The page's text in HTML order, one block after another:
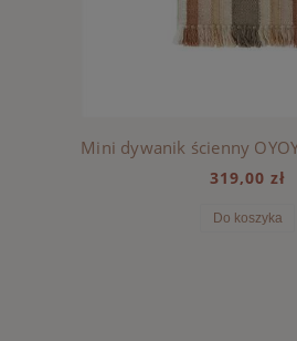
Mini dywanik ścienny
319,00 zł
Do koszyka